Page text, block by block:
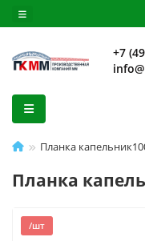
+7
Планка
Планка
/шт